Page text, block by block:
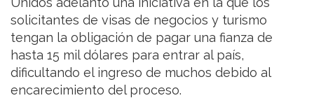
solicitantes de visas de negocios y turismo
tengan la obligación de pagar una fianza de
hasta 15 mil dólares para entrar al país,
dificultando el ingreso de muchos debido al
encarecimiento del proceso.